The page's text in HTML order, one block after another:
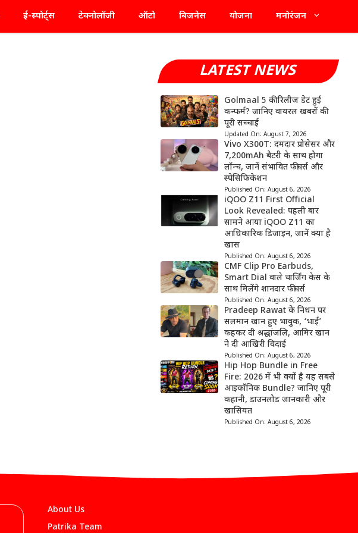
ई-स्पोर्ट्स टेक्नोलॉजी ऑटो बिजनेस योजना मनोरंजन
LATEST NEWS
Golmaal 5 की रिलीज डेट हुई
कन्फर्म? जानिए वायरल खबरों की
पूरी सच्चाई
Updated On: August 7, 2026
Vivo X300T: दमदार प्रोसेसर और
7,200mAh बैटरी के साथ होगा
लॉन्च, जानें संभावित फीचर्स और
स्पेसिफिकेशन
Published On: August 6, 2026
iQOO Z11 First Official
Look Revealed: पहली बार
सामने आया iQOO Z11 का
आधिकारिक डिजाइन, जानें क्या है
खास
Published On: August 6, 2026
CMF Clip Pro Earbuds,
Smart Dial वाले चार्जिंग केस के
साथ मिलेंगे शानदार फीचर्स
Published On: August 6, 2026
Pradeep Rawat के निधन पर
सलमान खान हुए भावुक, ‘भाई’
कहकर दी श्रद्धांजलि, आमिर खान
ने दी आखिरी विदाई
Published On: August 6, 2026
Hip Hop Bundle in Free
Fire: 2026 में भी क्यों है यह सबसे
आइकॉनिक Bundle? जानिए पूरी
कहानी, डाउनलोड जानकारी और
खासियत
Published On: August 6, 2026
About Us
Patrika Team